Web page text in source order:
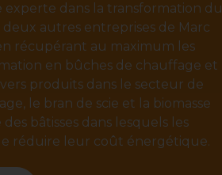
experte dans la transformation du
autres entreprises de Marc
récupérant au maximum les
en bûches de chauffage et
produits dans le secteur de
le bran de scie et la biomasse
bâtisses dans lesquels les
réduire leur coût énergétique.